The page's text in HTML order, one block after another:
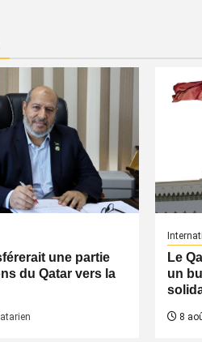
une partie
du Qatar vers la
Le
un
8